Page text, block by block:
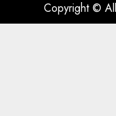
Copyright ©